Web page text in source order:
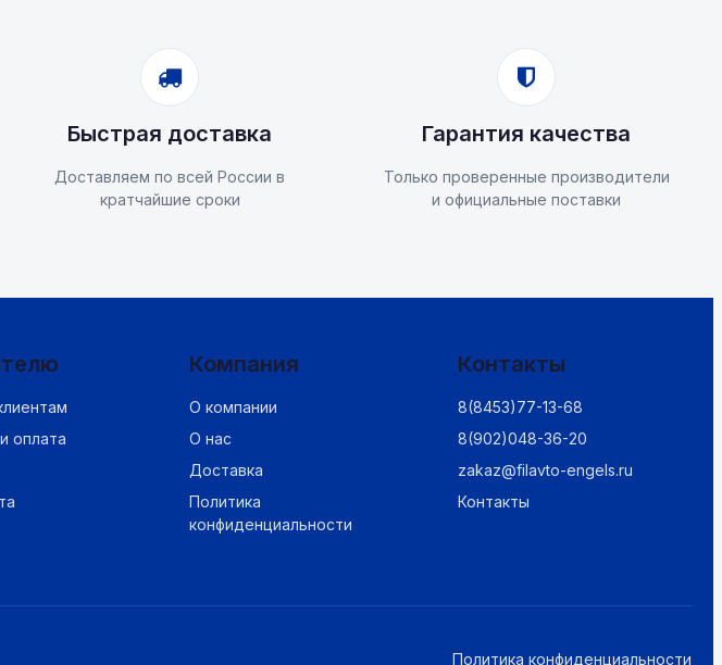
Быстрая доставка
Доставляем по всей России в
кратчайшие сроки
Гарантия качества
Только проверенные производители
и официальные поставки
оплата
Компания
О компании
О нас
Доставка
Политика
конфиденциальности
Контакты
8(8453)77-13-68
8(902)048-36-20
zakaz@filavto-engels.ru
Контакты
Политика конфиденциальности